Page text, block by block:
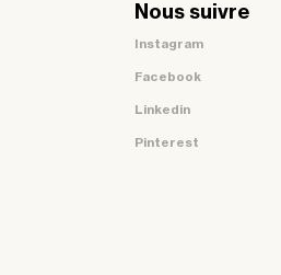
Nous suivre
Instagram
Facebook
Linkedin
Pinterest